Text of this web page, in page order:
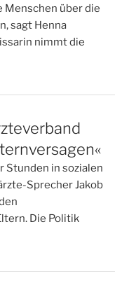
Menschen über die
sagt Henna
nimmt die
Stunden in sozialen
Sprecher Jakob
Die Politik